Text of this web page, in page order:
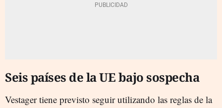
Seis países de la UE bajo sospecha
Vestager tiene previsto seguir utilizando las reglas de la